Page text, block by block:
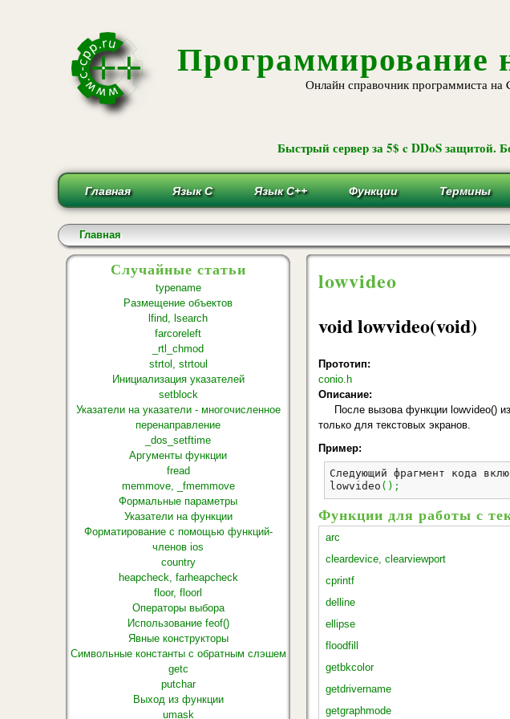
Программирование
Онлайн справочник программиста на
Быстрый сервер за 5$ c DDoS защитой.
Главная Язык С Язык С++ Функции Термины
Вы здесь
Главная
Случайные статьи
typename
Размещение объектов
lfind, lsearch
farcoreleft
_rtl_chmod
strtol, strtoul
Инициализация указателей
setblock
Указатели на указатели - многочисленное
перенаправление
_dos_setftime
Аргументы функции
fread
memmove, _fmemmove
Формальные параметры
Указатели на функции
Форматирование с помощью функций-
членов ios
country
heapcheck, farheapcheck
floor, floorl
Операторы выбора
Использование feof()
Явные конструкторы
Символьные константы с обратным слэшем
getc
putchar
Выход из функции
umask
lowvideo
void lowvideo(void)
Прототип:
conio.h
Описание:
После вызова функции lowvideo()
только для текстовых экранов.
Пример:
Следующий фрагмент кода
lowvideo ( ) ;
Функции для работы с
arc
cleardevice, clearviewport
cprintf
delline
ellipse
floodfill
getbkcolor
getdrivername
getgraphmode